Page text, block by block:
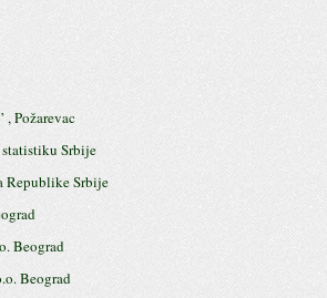
Požarevac
Srbije
Republike Srbije
Beograd
Beograd